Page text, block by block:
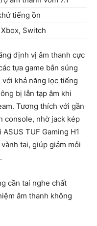
tiếng ồn
Switch
định vị âm thanh cực
tựa game bắn súng
với khả năng lọc tiếng
bị lẫn tạp âm khi
Tương thích với gần
console, nhờ jack kép
TUF Gaming H1
tai, giúp giảm mỏi
cần tai nghe chất
âm thanh không